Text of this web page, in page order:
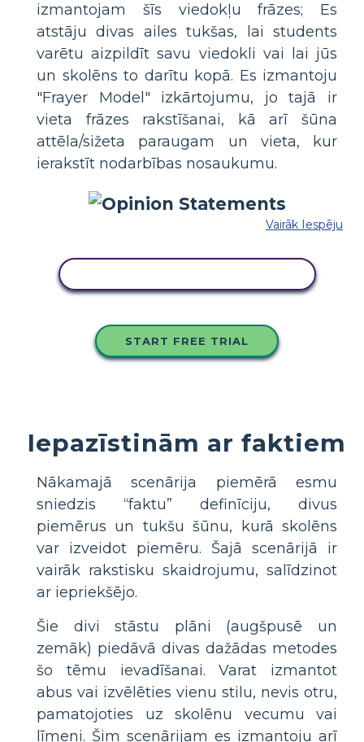
izmantojam šīs viedokļu frāzes; Es
atstāju divas ailes tukšas, lai students
varētu aizpildīt savu viedokli vai lai jūs
un skolēns to darītu kopā. Es izmantoju
"Frayer Model" izkārtojumu, jo tajā ir
vieta frāzes rakstīšanai, kā arī šūna
attēla/sižeta paraugam un vieta, kur
ierakstīt nodarbības nosaukumu.
Vairāk Iespēju
START FREE TRIAL
Iepazīstinām ar faktiem
Nākamajā scenārija piemērā esmu
sniedzis “faktu” definīciju, divus
piemērus un tukšu šūnu, kurā skolēns
var izveidot piemēru. Šajā scenārijā ir
vairāk rakstisku skaidrojumu, salīdzinot
ar iepriekšējo.
Šie divi stāstu plāni (augšpusē un
zemāk) piedāvā divas dažādas metodes
šo tēmu ievadīšanai. Varat izmantot
abus vai izvēlēties vienu stilu, nevis otru,
pamatojoties uz skolēnu vecumu vai
līmeni. Šim scenārijam es izmantoju arī